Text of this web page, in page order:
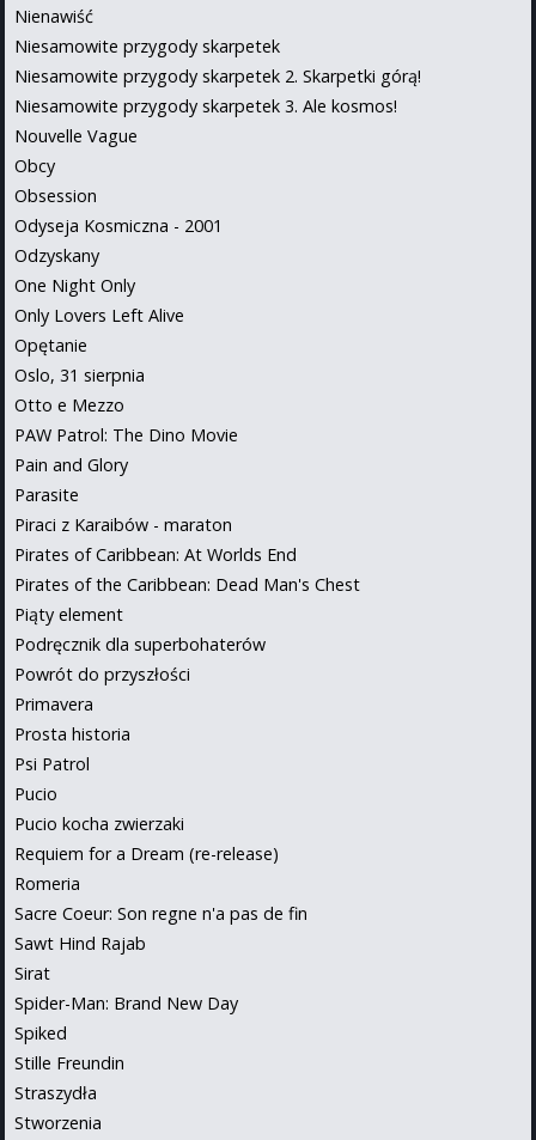
Nienawiść
Niesamowite przygody skarpetek
Niesamowite przygody skarpetek 2. Skarpetki górą!
Niesamowite przygody skarpetek 3. Ale kosmos!
Nouvelle Vague
Obcy
Obsession
Odyseja Kosmiczna - 2001
Odzyskany
One Night Only
Only Lovers Left Alive
Opętanie
Oslo, 31 sierpnia
Otto e Mezzo
PAW Patrol: The Dino Movie
Pain and Glory
Parasite
Piraci z Karaibów - maraton
Pirates of Caribbean: At Worlds End
Pirates of the Caribbean: Dead Man's Chest
Piąty element
Podręcznik dla superbohaterów
Powrót do przyszłości
Primavera
Prosta historia
Psi Patrol
Pucio
Pucio kocha zwierzaki
Requiem for a Dream (re-release)
Romeria
Sacre Coeur: Son regne n'a pas de fin
Sawt Hind Rajab
Sirat
Spider-Man: Brand New Day
Spiked
Stille Freundin
Straszydła
Stworzenia